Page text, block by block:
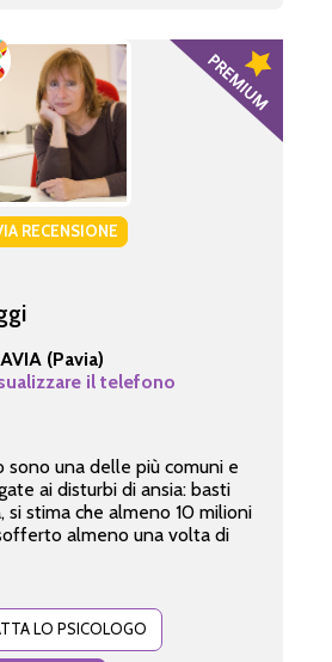
RECENSIONE
(Pavia)
il telefono
sono una delle più comuni e
ai disturbi di ansia: basti
si stima che almeno 10 milioni
almeno una volta di
LO PSICOLOGO